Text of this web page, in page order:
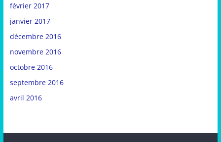
février 2017
janvier 2017
décembre 2016
novembre 2016
octobre 2016
septembre 2016
avril 2016